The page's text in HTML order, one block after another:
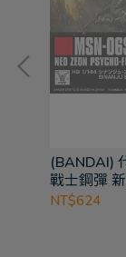
(BANDAI)
戰士鋼彈
NT$624